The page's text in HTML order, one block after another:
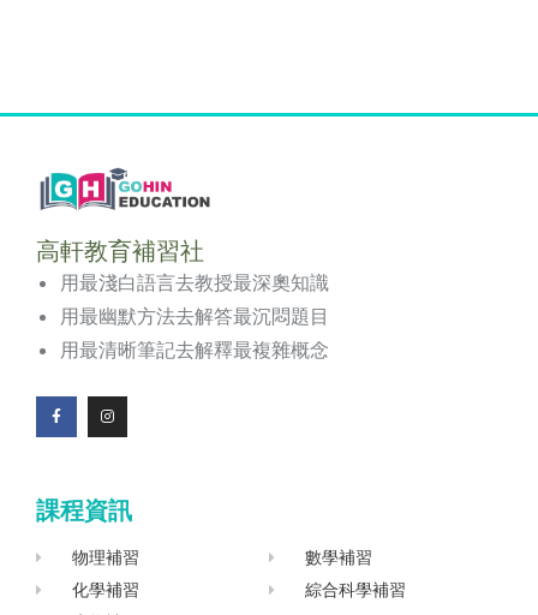
高軒教育補習社
用最淺白語言去教授最深奧知識
用最幽默方法去解答最沉悶題目
用最清晰筆記去解釋最複雜概念
F
a
o
o
I
n
g
r
a
課程資訊
物理補習
化學補習
數學補習
綜合科學補習